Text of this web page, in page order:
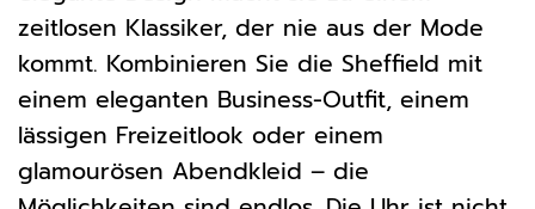
zeitlosen Klassiker, der nie aus der Mode
kommt. Kombinieren Sie die Sheffield mit
einem eleganten Business-Outfit, einem
lässigen Freizeitlook oder einem
glamourösen Abendkleid – die